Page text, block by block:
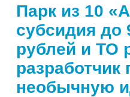
Парк из 10
субсидия до
рублей и ТО
необычную